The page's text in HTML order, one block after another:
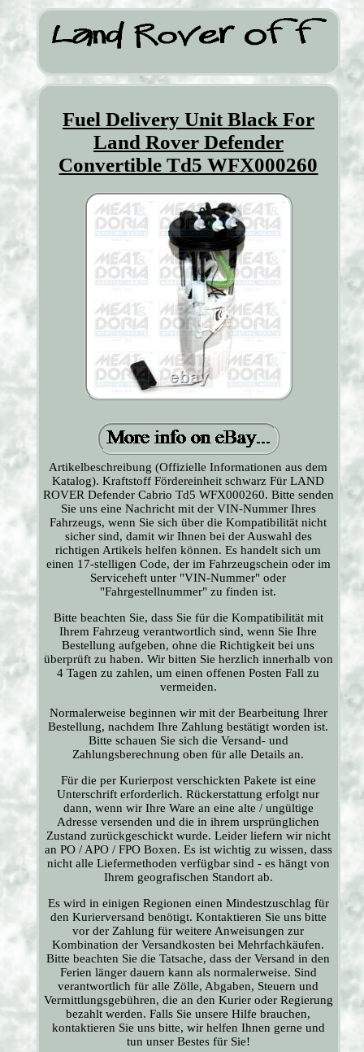
Fuel Delivery Unit Black For
Land Rover Defender
Convertible Td5 WFX000260
Artikelbeschreibung (Offizielle Informationen aus dem
Katalog). Kraftstoff Fördereinheit schwarz Für LAND
ROVER Defender Cabrio Td5 WFX000260. Bitte senden
Sie uns eine Nachricht mit der VIN-Nummer Ihres
Fahrzeugs, wenn Sie sich über die Kompatibilität nicht
sicher sind, damit wir Ihnen bei der Auswahl des
richtigen Artikels helfen können. Es handelt sich um
einen 17-stelligen Code, der im Fahrzeugschein oder im
Serviceheft unter "VIN-Nummer" oder
"Fahrgestellnummer" zu finden ist.
Bitte beachten Sie, dass Sie für die Kompatibilität mit
Ihrem Fahrzeug verantwortlich sind, wenn Sie Ihre
Bestellung aufgeben, ohne die Richtigkeit bei uns
überprüft zu haben. Wir bitten Sie herzlich innerhalb von
4 Tagen zu zahlen, um einen offenen Posten Fall zu
vermeiden.
Normalerweise beginnen wir mit der Bearbeitung Ihrer
Bestellung, nachdem Ihre Zahlung bestätigt worden ist.
Bitte schauen Sie sich die Versand- und
Zahlungsberechnung oben für alle Details an.
Für die per Kurierpost verschickten Pakete ist eine
Unterschrift erforderlich. Rückerstattung erfolgt nur
dann, wenn wir Ihre Ware an eine alte / ungültige
Adresse versenden und die in ihrem ursprünglichen
Zustand zurückgeschickt wurde. Leider liefern wir nicht
an PO / APO / FPO Boxen. Es ist wichtig zu wissen, dass
nicht alle Liefermethoden verfügbar sind - es hängt von
Ihrem geografischen Standort ab.
Es wird in einigen Regionen einen Mindestzuschlag für
den Kurierversand benötigt. Kontaktieren Sie uns bitte
vor der Zahlung für weitere Anweisungen zur
Kombination der Versandkosten bei Mehrfachkäufen.
Bitte beachten Sie die Tatsache, dass der Versand in den
Ferien länger dauern kann als normalerweise. Sind
verantwortlich für alle Zölle, Abgaben, Steuern und
Vermittlungsgebühren, die an den Kurier oder Regierung
bezahlt werden. Falls Sie unsere Hilfe brauchen,
kontaktieren Sie uns bitte, wir helfen Ihnen gerne und
tun unser Bestes für Sie!